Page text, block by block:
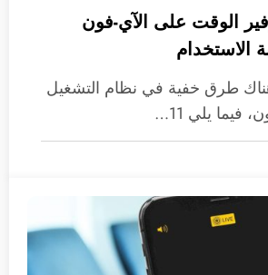
الوقت على الآي-فون
الاستخدام
طرق خفية في نظام التشغيل
فيما يلي 11…